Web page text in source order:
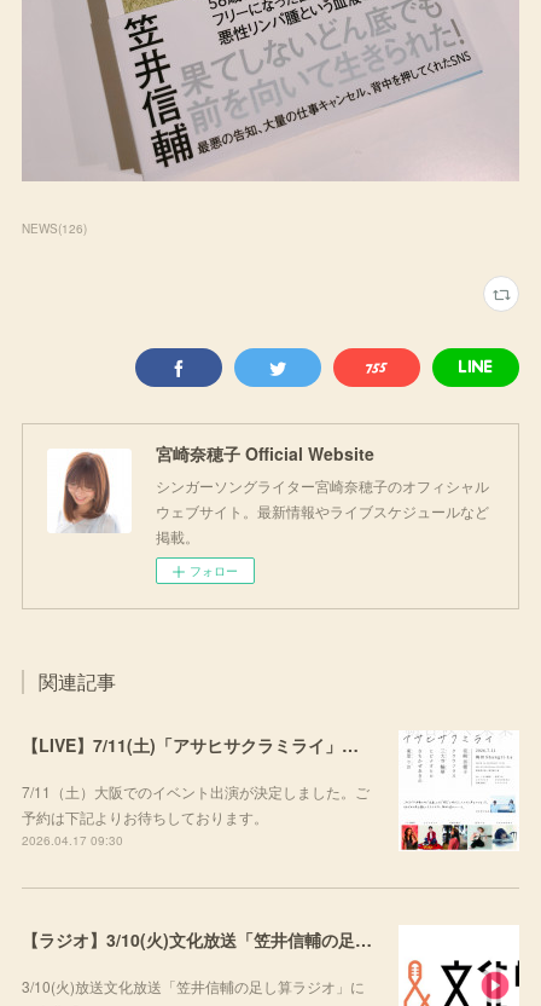
NEWS(126)
宮崎奈穂子 Official Website
シンガーソングライター宮崎奈穂子のオフィシャル
ウェブサイト。最新情報やライブスケジュールなど
掲載。
フォロー
関連記事
【LIVE】7/11(土)「アサヒサクラミライ」出演
7/11（土）大阪でのイベント出演が決定しました。ご
予約は下記よりお待ちしております。
2026.04.17 09:30
【ラジオ】3/10(火)文化放送「笠井信輔の足し算ラジオ」にて楽曲をご紹介いただきました
3/10(火)放送文化放送「笠井信輔の足し算ラジオ」に